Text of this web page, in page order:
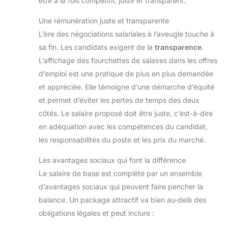
allié des utilisateurs occasionnels. Il combine 6 Go
sans ralentissement) et un processeur efficient pour
une expérience fluide au quotidien, sans se ruiner.
Une rémunération juste et transparente
L’ère des négociations salariales à l’aveugle touche à
sa fin. Les candidats exigent de la transparence.
L’affichage des fourchettes de salaires dans les offres
d’emploi est une pratique de plus en plus demandée
et appréciée. Elle témoigne d’une démarche d’équité
et permet d’éviter les pertes de temps des deux
côtés. Le salaire proposé doit être juste, c’est-à-dire
en adéquation avec les compétences du candidat,
les responsabilités du poste et les prix du marché.
Les avantages sociaux qui font la différence
Le salaire de base est complété par un ensemble
d’avantages sociaux qui peuvent faire pencher la
balance. Un package attractif va bien au-delà des
obligations légales et peut inclure :